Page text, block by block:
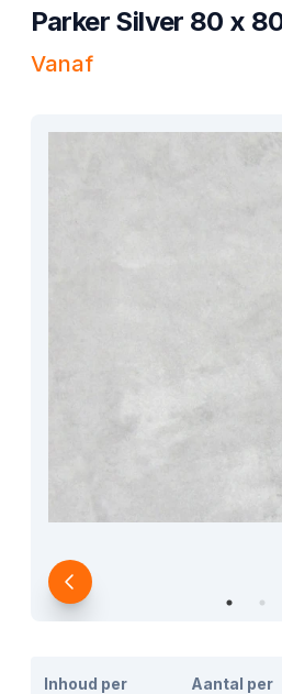
Parker Silver 80 x
Vanaf
Inhoud per
Aantal per